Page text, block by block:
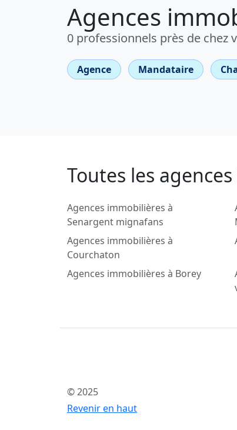
Agences
0 professionnels près de chez
Agence Mandataire
Toutes les
Agences immobilières à
Senargent mignafans
Agences immobilières à
Courchaton
Agences immobilières à Borey
© 2025
Revenir en haut